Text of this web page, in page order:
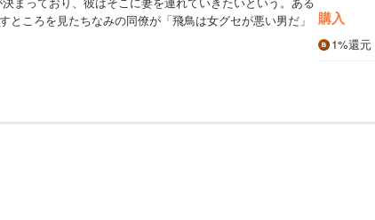
ところを見たちなみの同僚が「飛鳥は女グセが悪い男だ」
購入
1%還元